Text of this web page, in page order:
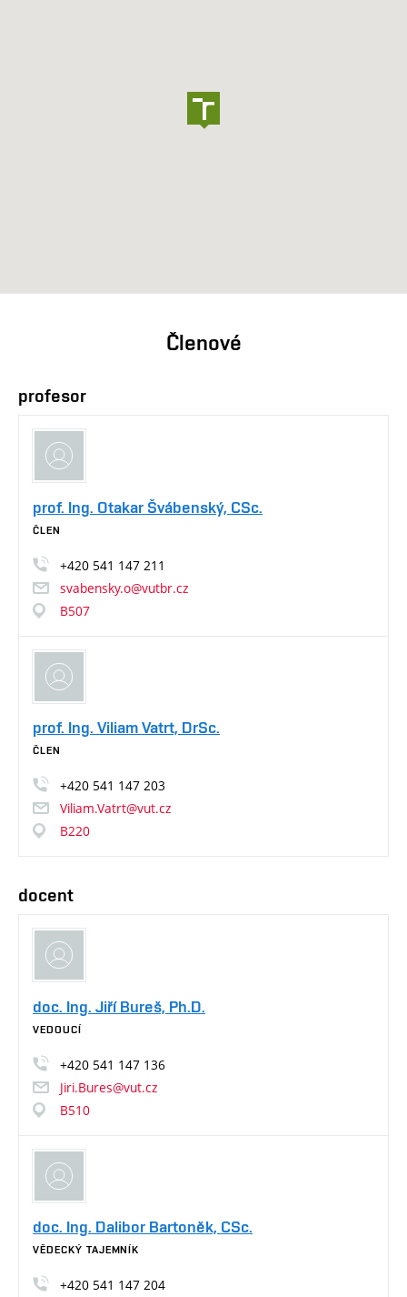
Členové
profesor
prof. Ing. Otakar Švábenský, CSc.
ČLEN
+420 541 147 211
svabensky.o@vutbr.cz
B507
prof. Ing. Viliam Vatrt, DrSc.
ČLEN
+420 541 147 203
Viliam.Vatrt@vut.cz
B220
docent
doc. Ing. Jiří Bureš, Ph.D.
VEDOUCÍ
+420 541 147 136
Jiri.Bures@vut.cz
B510
doc. Ing. Dalibor Bartoněk, CSc.
VĚDECKÝ TAJEMNÍK
+420 541 147 204